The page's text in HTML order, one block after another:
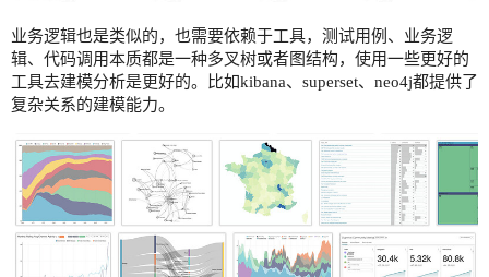
业务逻辑也是类似的，也需要依赖于工具，测试用例、业务逻
辑、代码调用本质都是一种多叉树或者图结构，使用一些更好的
工具去建模分析是更好的。比如kibana、superset、neo4j都提供了
复杂关系的建模能力。